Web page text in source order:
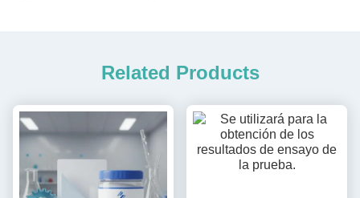
Related Products